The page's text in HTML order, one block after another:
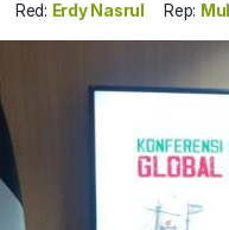
Red: Erdy Nasrul Rep: